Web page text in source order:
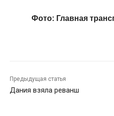
Фото: Главная
Предыдущая статья
Дания взяла реванш